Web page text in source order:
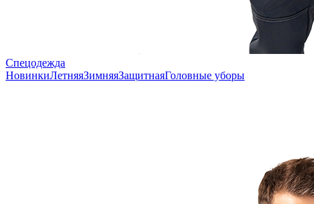
Спецодежда
НовинкиЛетняяЗимняяЗащитнаяГоловные уборы